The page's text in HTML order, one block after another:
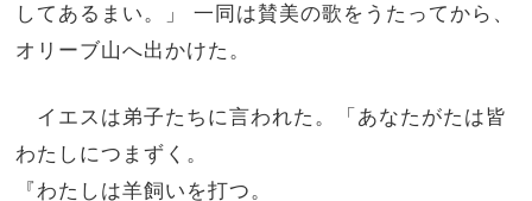
してあるまい。」 一同は賛美の歌をうたってから、
オリーブ山へ出かけた。
イエスは弟子たちに言われた。「あなたがたは皆
わたしにつまずく。
『わたしは羊飼いを打つ。